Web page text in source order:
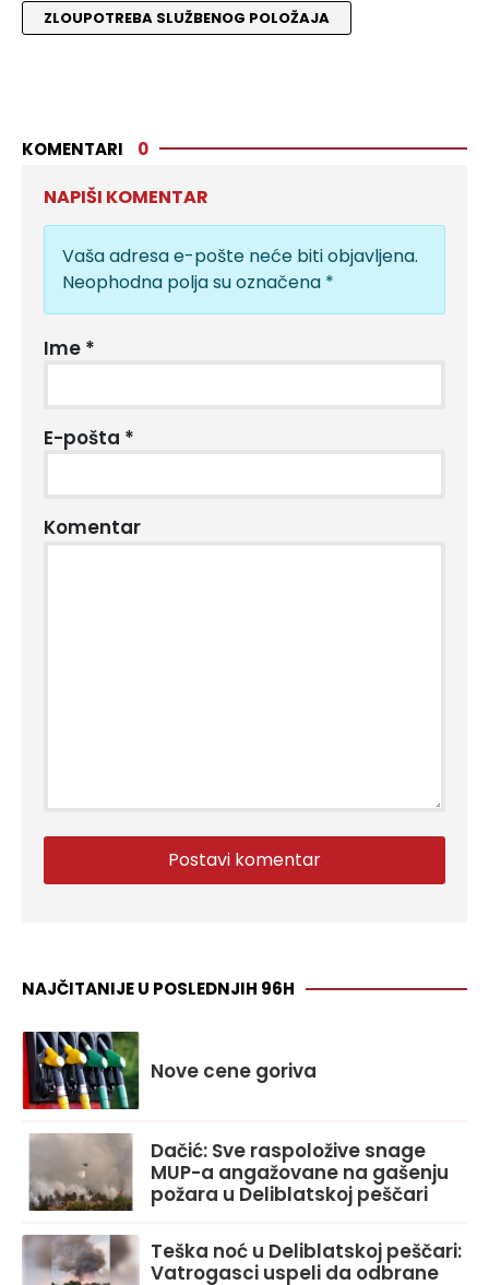
ZLOUPOTREBA SLUŽBENOG POLOŽAJA
KOMENTARI 0
NAPIŠI KOMENTAR
Vaša adresa e-pošte neće biti objavljena.
Neophodna polja su označena *
Ime *
E-pošta *
Komentar
NAJČITANIJE U POSLEDNJIH 96H
Nove cene goriva
Dačić: Sve raspoložive snage
MUP-a angažovane na gašenju
požara u Deliblatskoj peščari
Teška noć u Deliblatskoj peščari:
Vatrogasci uspeli da odbrane